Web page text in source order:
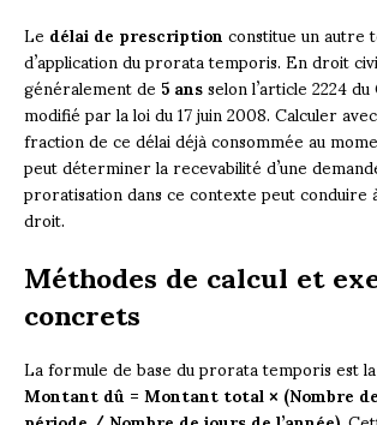
Ledélai de prescriptionconstitue un
d’application du prorata temporis. En droit
généralement de5 ansselon l’article 2224
modifié par la loi du 17 juin 2008. Calculer
fraction de ce délai déjà consommée au
peut déterminer la recevabilité d’une
proratisation dans ce contexte peut conduire
droit.
Méthodes de calcul et
concrets
La formule de base du prorata temporis est
Montant dû = Montant total × (Nombre